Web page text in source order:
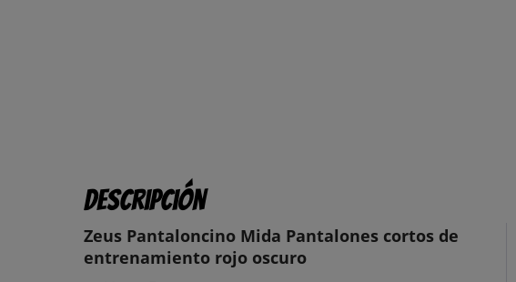
Descripción
Zeus Pantaloncino Mida Pantalones cortos de
entrenamiento rojo oscuro